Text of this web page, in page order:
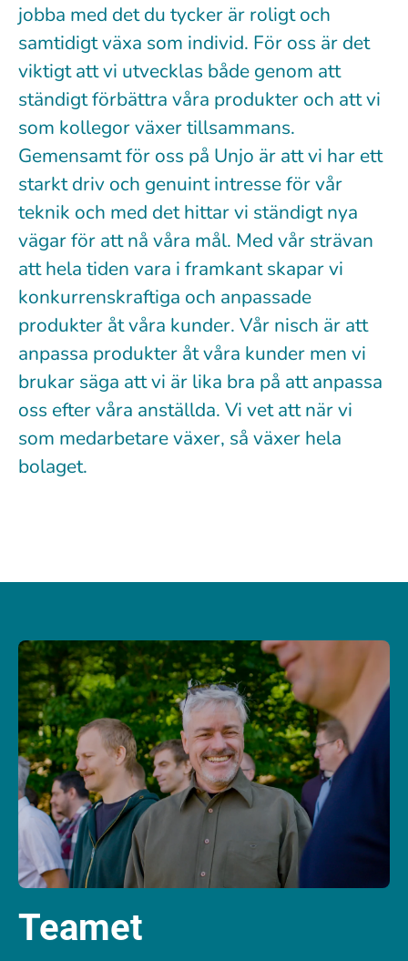
jobba med det du tycker är roligt och
samtidigt växa som individ. För oss är det
viktigt att vi utvecklas både genom att
ständigt förbättra våra produkter och att vi
som kollegor växer tillsammans.
Gemensamt för oss på Unjo är att vi har ett
starkt driv och genuint intresse för vår
teknik och med det hittar vi ständigt nya
vägar för att nå våra mål. Med vår strävan
att hela tiden vara i framkant skapar vi
konkurrenskraftiga och anpassade
produkter åt våra kunder. Vår nisch är att
anpassa produkter åt våra kunder men vi
brukar säga att vi är lika bra på att anpassa
oss efter våra anställda. Vi vet att när vi
som medarbetare växer, så växer hela
bolaget.
Teamet